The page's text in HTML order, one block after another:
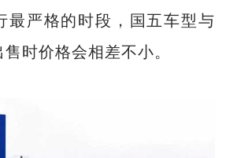
最严格的时段，国五车型与
时价格会相差不小。